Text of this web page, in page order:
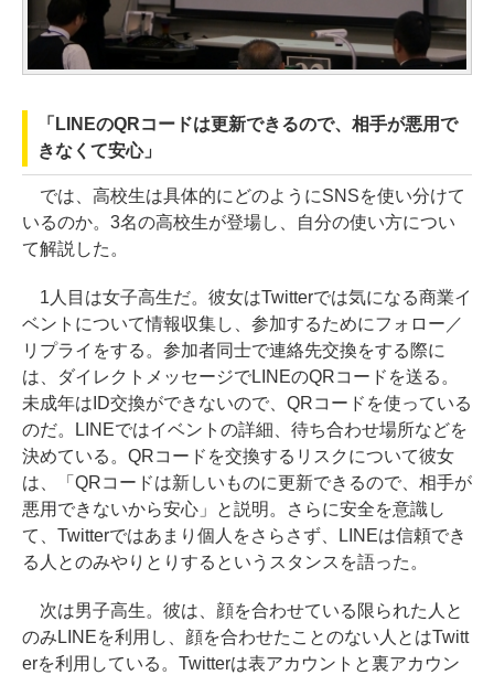
「LINEのQRコードは更新できるので、相手が悪用で
きなくて安心」
では、高校生は具体的にどのようにSNSを使い分けて
いるのか。3名の高校生が登場し、自分の使い方につい
て解説した。
1人目は女子高生だ。彼女はTwitterでは気になる商業イ
ベントについて情報収集し、参加するためにフォロー／
リプライをする。参加者同士で連絡先交換をする際に
は、ダイレクトメッセージでLINEのQRコードを送る。
未成年はID交換ができないので、QRコードを使っている
のだ。LINEではイベントの詳細、待ち合わせ場所などを
決めている。QRコードを交換するリスクについて彼女
は、「QRコードは新しいものに更新できるので、相手が
悪用できないから安心」と説明。さらに安全を意識し
て、Twitterではあまり個人をさらさず、LINEは信頼でき
る人とのみやりとりするというスタンスを語った。
次は男子高生。彼は、顔を合わせている限られた人と
のみLINEを利用し、顔を合わせたことのない人とはTwitt
erを利用している。Twitterは表アカウントと裏アカウン